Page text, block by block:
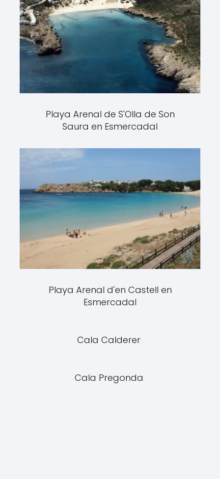
Playa Arenal de S'Olla de Son
Saura en Esmercadal
Playa Arenal d'en Castell en
Esmercadal
Cala Calderer
Cala Pregonda